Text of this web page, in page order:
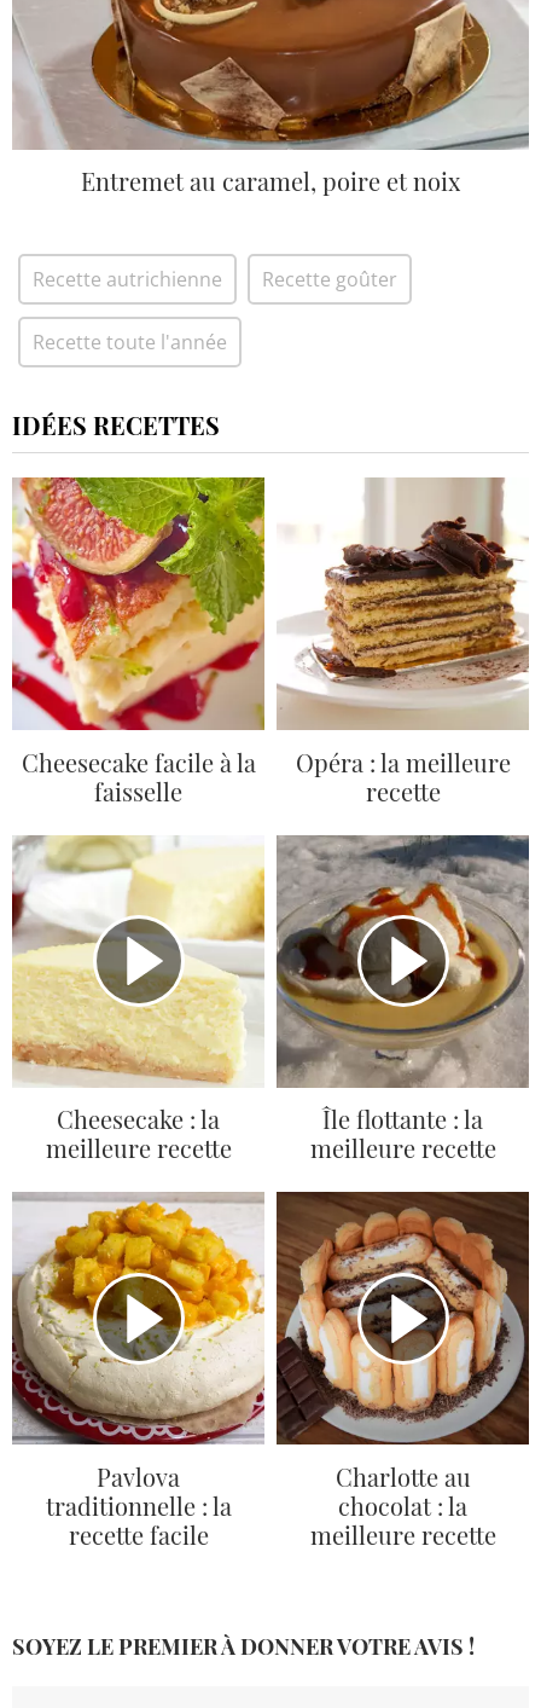
Entremet au caramel, poire et noix
Recette autrichienne Recette goûter
Recette toute l'année
IDÉES RECETTES
Cheesecake facile à la
faisselle
Opéra : la meilleure
recette
Cheesecake : la
meilleure recette
Île flottante : la
meilleure recette
Pavlova
traditionnelle : la
recette facile
Charlotte au
chocolat : la
meilleure recette
SOYEZ LE PREMIER À DONNER VOTRE AVIS !